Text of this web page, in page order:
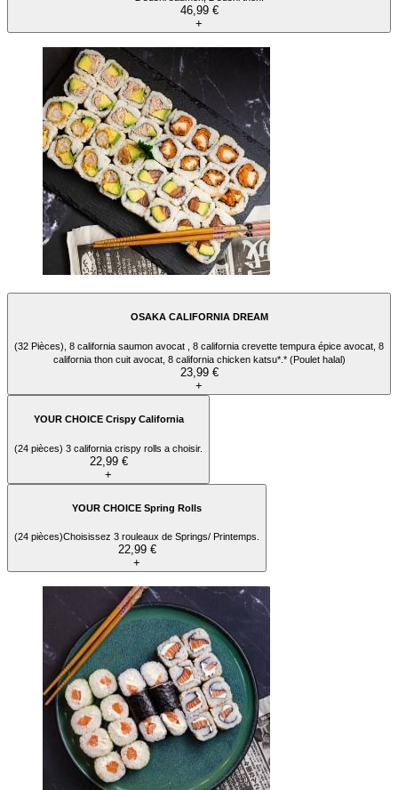
46,99 €
+
OSAKA CALIFORNIA DREAM
(32 Pièces), 8 california saumon avocat , 8 california crevette tempura épice avocat, 8
california thon cuit avocat, 8 california chicken katsu*.* (Poulet halal)
23,99 €
+
YOUR CHOICE Crispy California
(24 pièces) 3 california crispy rolls a choisir.
22,99 €
+
YOUR CHOICE Spring Rolls
(24 pièces)Choisissez 3 rouleaux de Springs/ Printemps.
22,99 €
+